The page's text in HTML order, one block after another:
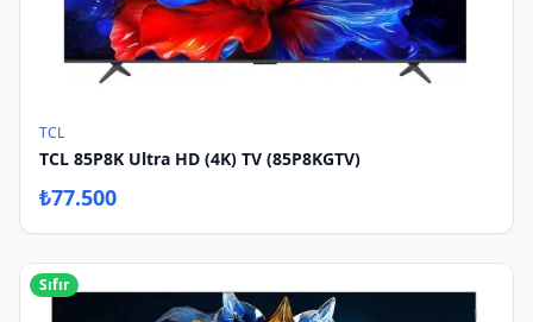
TCL
TCL 85P8K Ultra HD (4K) TV (85P8KGTV)
₺77.500
Sıfır